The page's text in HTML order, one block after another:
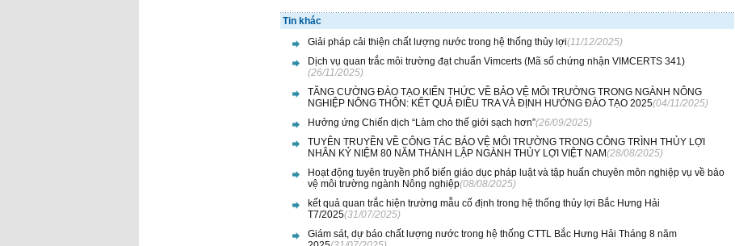
Tin khác
Giải pháp cải thiện chất lượng nước trong hệ thống thủy lợi(11/12/2025)
Dịch vụ quan trắc môi trường đạt chuẩn Vimcerts (Mã số chứng nhận VIMCERTS 341)
(26/11/2025)
TĂNG CƯỜNG ĐÀO TẠO KIẾN THỨC VỀ BẢO VỆ MÔI TRƯỜNG TRONG NGÀNH NÔNG
NGHIỆP NÔNG THÔN: KẾT QUẢ ĐIỀU TRA VÀ ĐỊNH HƯỚNG ĐÀO TẠO 2025(04/11/2025)
Hưởng ứng Chiến dịch “Làm cho thế giới sạch hơn”(26/09/2025)
TUYÊN TRUYỀN VỀ CÔNG TÁC BẢO VỆ MÔI TRƯỜNG TRONG CÔNG TRÌNH THỦY LỢI
NHÂN KỶ NIỆM 80 NĂM THÀNH LẬP NGÀNH THỦY LỢI VIỆT NAM(28/08/2025)
Hoạt động tuyên truyền phổ biến giáo dục pháp luật và tập huấn chuyên môn nghiệp vụ về bảo
vệ môi trường ngành Nông nghiệp(08/08/2025)
kết quả quan trắc hiện trường mẫu cố định trong hệ thống thủy lợi Bắc Hưng Hải
T7/2025(31/07/2025)
Giám sát, dự báo chất lượng nước trong hệ thống CTTL Bắc Hưng Hải Tháng 8 năm